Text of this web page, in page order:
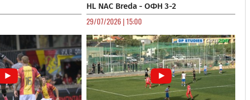
HL NAC Breda - ΟΦΗ 3-2
29/07/2026 | 15:00